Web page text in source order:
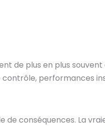
de plus en plus
performances
conséquences. La